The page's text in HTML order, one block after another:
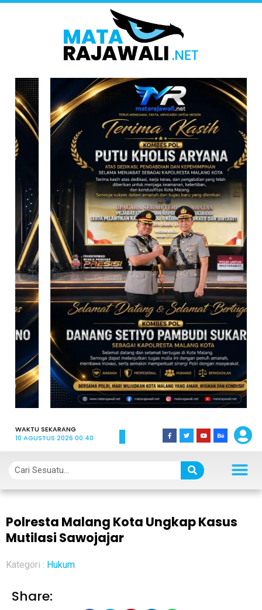
WAKTU SEKARANG
10 AGUSTUS 2026 00:40
Polresta Malang Kota Ungkap Kasus
Mutilasi Sawojajar
Kategori : Hukum
Share: